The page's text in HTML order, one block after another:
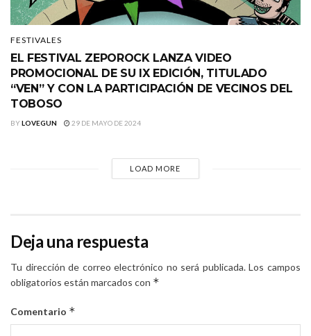
FESTIVALES
EL FESTIVAL ZEPOROCK LANZA VIDEO
PROMOCIONAL DE SU IX EDICIÓN, TITULADO
“VEN” Y CON LA PARTICIPACIÓN DE VECINOS DEL
TOBOSO
BYLOVEGUN 29 DE MAYO DE 2024
LOAD MORE
Deja una respuesta
Tu dirección de correo electrónico no será publicada. Los campos
obligatorios están marcados con *
Comentario *